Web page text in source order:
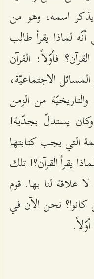
اسمه، وهو من
لماذا يقرأ طالب
فأوّلاً: القرآن
الاجتماعيّة،
والتاريخيّة من الزمن
يستدلّ بجدّية!
التي يجب كتابتها
يقرأ القرآن؟! تلك
علاقة لنا بها. قوم
نحن الآن في